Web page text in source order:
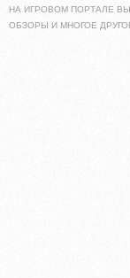
НА ИГРОВОМ ПОРТАЛЕ
ОБЗОРЫ И МНОГОЕ